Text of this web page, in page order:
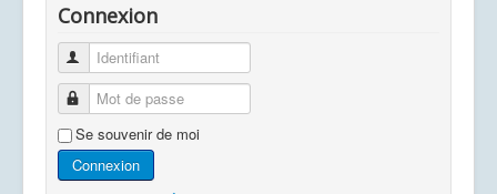
Connexion
Identifiant
Mot de passe
Se souvenir de moi
Connexion